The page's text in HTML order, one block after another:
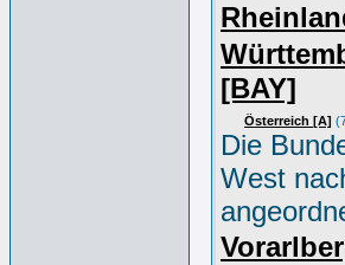
[BAY]
Österreich [A]
Die
West